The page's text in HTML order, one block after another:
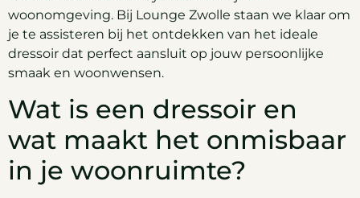
woonomgeving. Bij Lounge Zwolle staan we klaar om
je te assisteren bij het ontdekken van het ideale
dressoir dat perfect aansluit op jouw persoonlijke
smaak en woonwensen.
Wat is een dressoir en
wat maakt het onmisbaar
in je woonruimte?